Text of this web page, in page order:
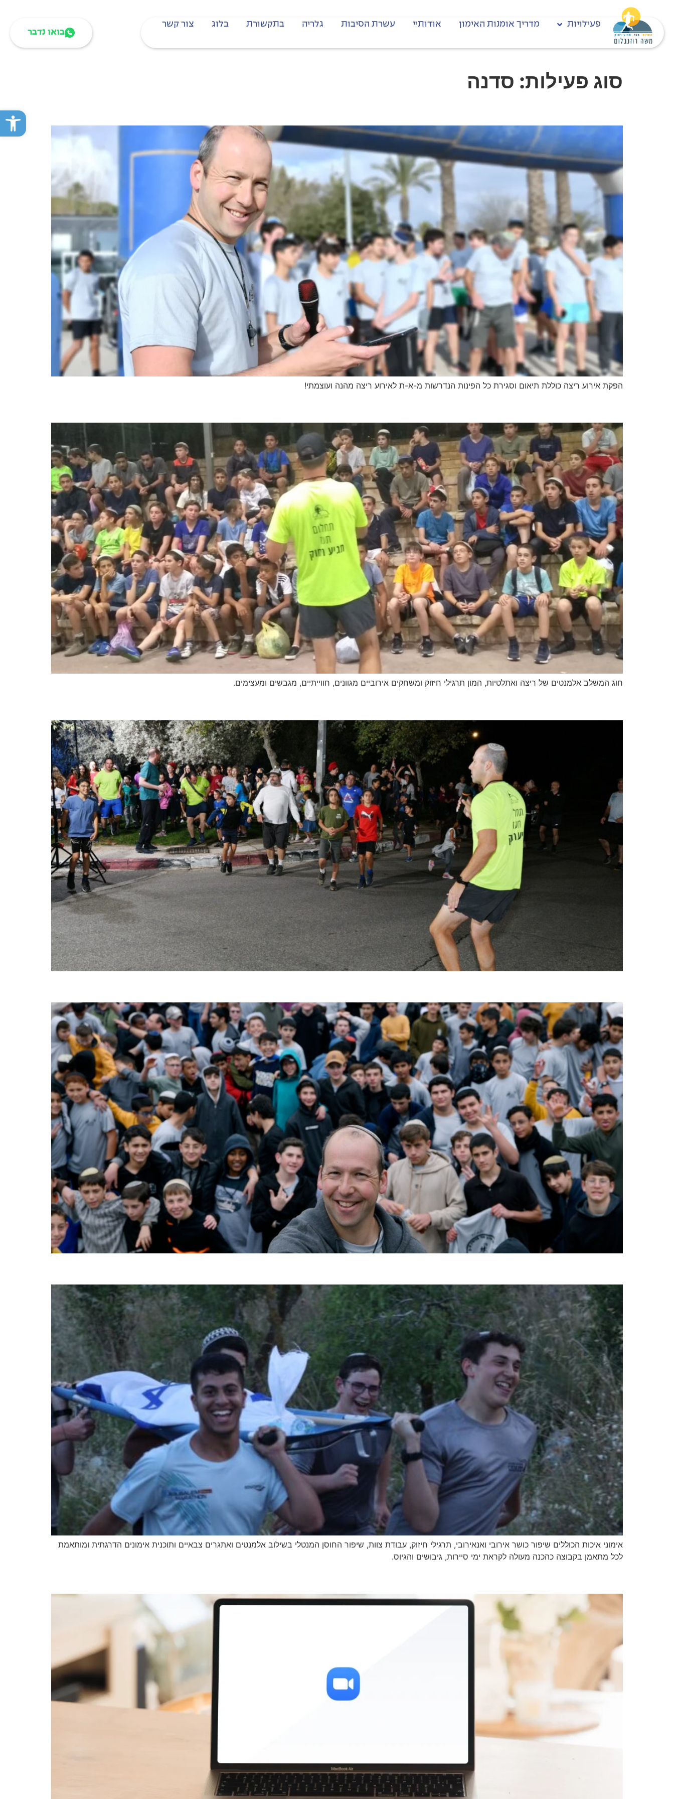
פעילויות מדריך אומנות האימון אודותיי עשרת הסיבות גלריה בתקשורת בלוג
צור קשר
בואו נדבר
סוג פעילות: סדנה
הפקת אירוע ריצה כוללת תיאום וסגירת כל הפינות הנדרשות מ-א-ת לאירוע ריצה מהנה ועוצמתי!
חוג המשלב אלמנטים של ריצה ואתלטיות, המון תרגילי חיזוק ומשחקים אירוביים מגוונים, חווייתיים, מגבשים ומעצימים.
אימוני איכות הכוללים שיפור כושר אירובי ואנאירובי, תרגילי חיזוק, עבודת צוות, שיפור החוסן המנטלי בשילוב אלמנטים ואתגרים צבאיים ותוכנית אימונים הדרגתית ומותאמת
לכל מתאמן בקבוצה כהכנה מעולה לקראת ימי סיירות, גיבושים והגיוס.